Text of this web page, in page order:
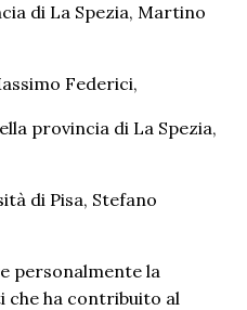
di La Spezia, Martino
Federici,
provincia di La Spezia,
di Pisa, Stefano
personalmente la
che ha contribuito al